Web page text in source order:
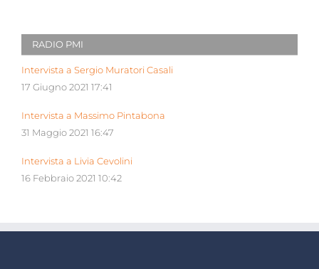
RADIO PMI
Intervista a Sergio Muratori Casali
17 Giugno 2021 17:41
Intervista a Massimo Pintabona
31 Maggio 2021 16:47
Intervista a Livia Cevolini
16 Febbraio 2021 10:42